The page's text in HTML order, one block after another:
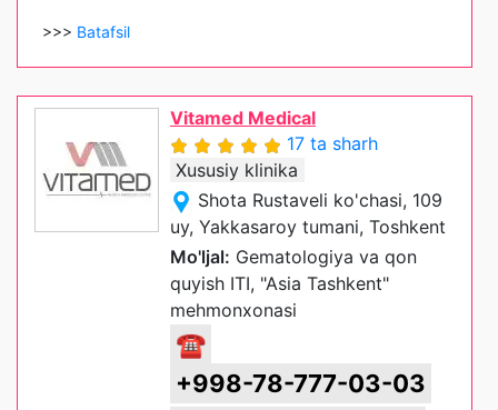
>>> Batafsil
Vitamed Medical
17 ta sharh
Xususiy klinika
Shota Rustaveli ko'chasi, 109
uy, Yakkasaroy tumani, Toshkent
Mo'ljal: Gematologiya va qon
quyish ITI, "Asia Tashkent"
mehmonxonasi
☎
+998-78-777-03-03